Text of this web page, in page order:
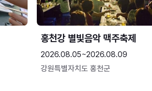
홍천강 별빛음악 맥주축제
2026.08.05~2026.08.09
강원특별자치도 홍천군